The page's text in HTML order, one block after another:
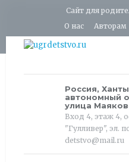
Сайт для
О нас
Авторам
Россия,
автономный
улица
Вход 4, этаж 4,
"Гулливер", эл.
detstvo@mail.ru